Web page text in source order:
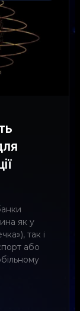
як у
так і
або